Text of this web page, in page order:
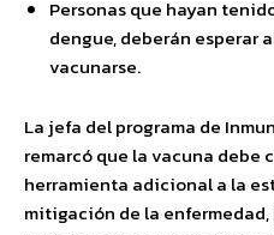
Personas que hayan
dengue, deberán esperar
vacunarse.
La jefa del programa de
remarcó que la vacuna debe
herramienta adicional a la
mitigación de la